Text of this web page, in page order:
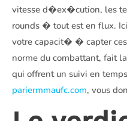
vitesse d�ex�cution, les
rounds � tout est en flux.
votre capacit� � capter
norme du combattant, fait
qui offrent un suivi en
pariermmaufc.com, vous